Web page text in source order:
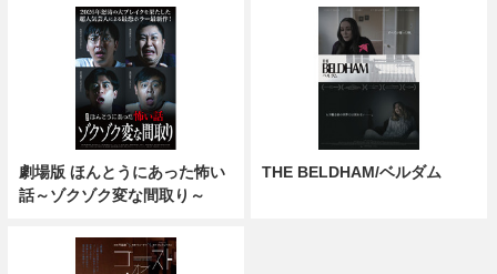
劇場版 ほんとうにあった怖い
話～ゾクゾク変な間取り～
THE BELDHAM/ベルダム